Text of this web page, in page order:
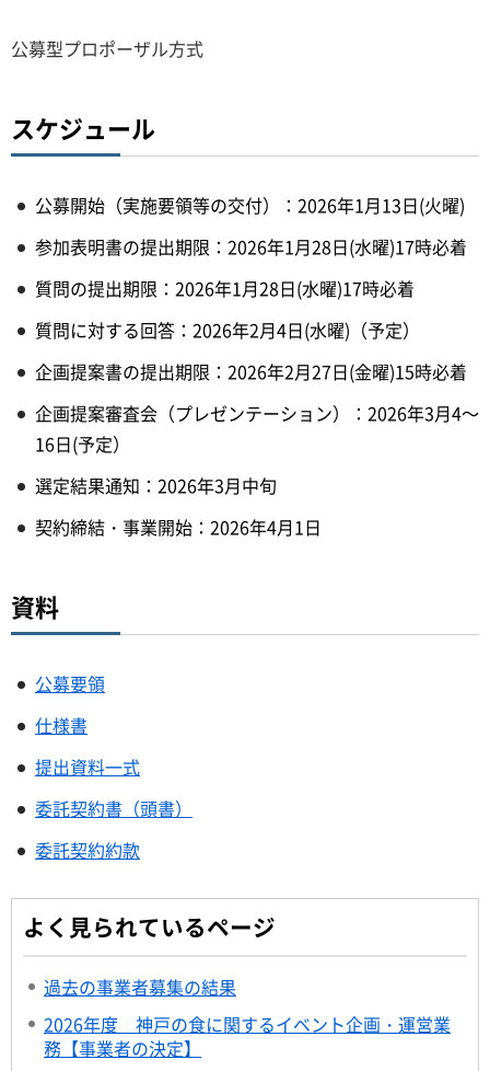
公募型プロポーザル方式
スケジュール
公募開始（実施要領等の交付）：2026年1月13日(火曜)
参加表明書の提出期限：2026年1月28日(水曜)17時必着
質問の提出期限：2026年1月28日(水曜)17時必着
質問に対する回答：2026年2月4日(水曜)（予定）
企画提案書の提出期限：2026年2月27日(金曜)15時必着
企画提案審査会（プレゼンテーション）：2026年3月4～
16日(予定）
選定結果通知：2026年3月中旬
契約締結・事業開始：2026年4月1日
資料
公募要領
仕様書
提出資料一式
委託契約書（頭書）
委託契約約款
よく見られているページ
過去の事業者募集の結果
2026年度 神戸の食に関するイベント企画・運営業
務【事業者の決定】